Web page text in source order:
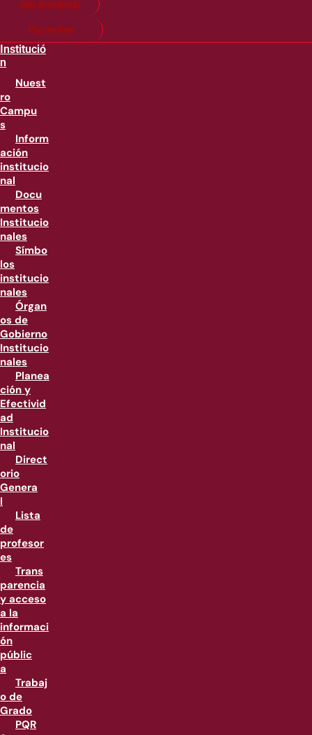
Guía de matricula
Pago en línea
Institució
n
Nuest
ro
Campu
s
Inform
ación
institucio
nal
Docu
mentos
Institucio
nales
Símbo
los
institucio
nales
Órgan
os de
Gobierno
Institucio
nales
Planea
ción y
Efectivid
ad
Institucio
nal
Direct
orio
Genera
l
Lista
de
profesor
es
Trans
parencia
y acceso
a la
informaci
ón
públic
a
Trabaj
o de
Grado
PQR